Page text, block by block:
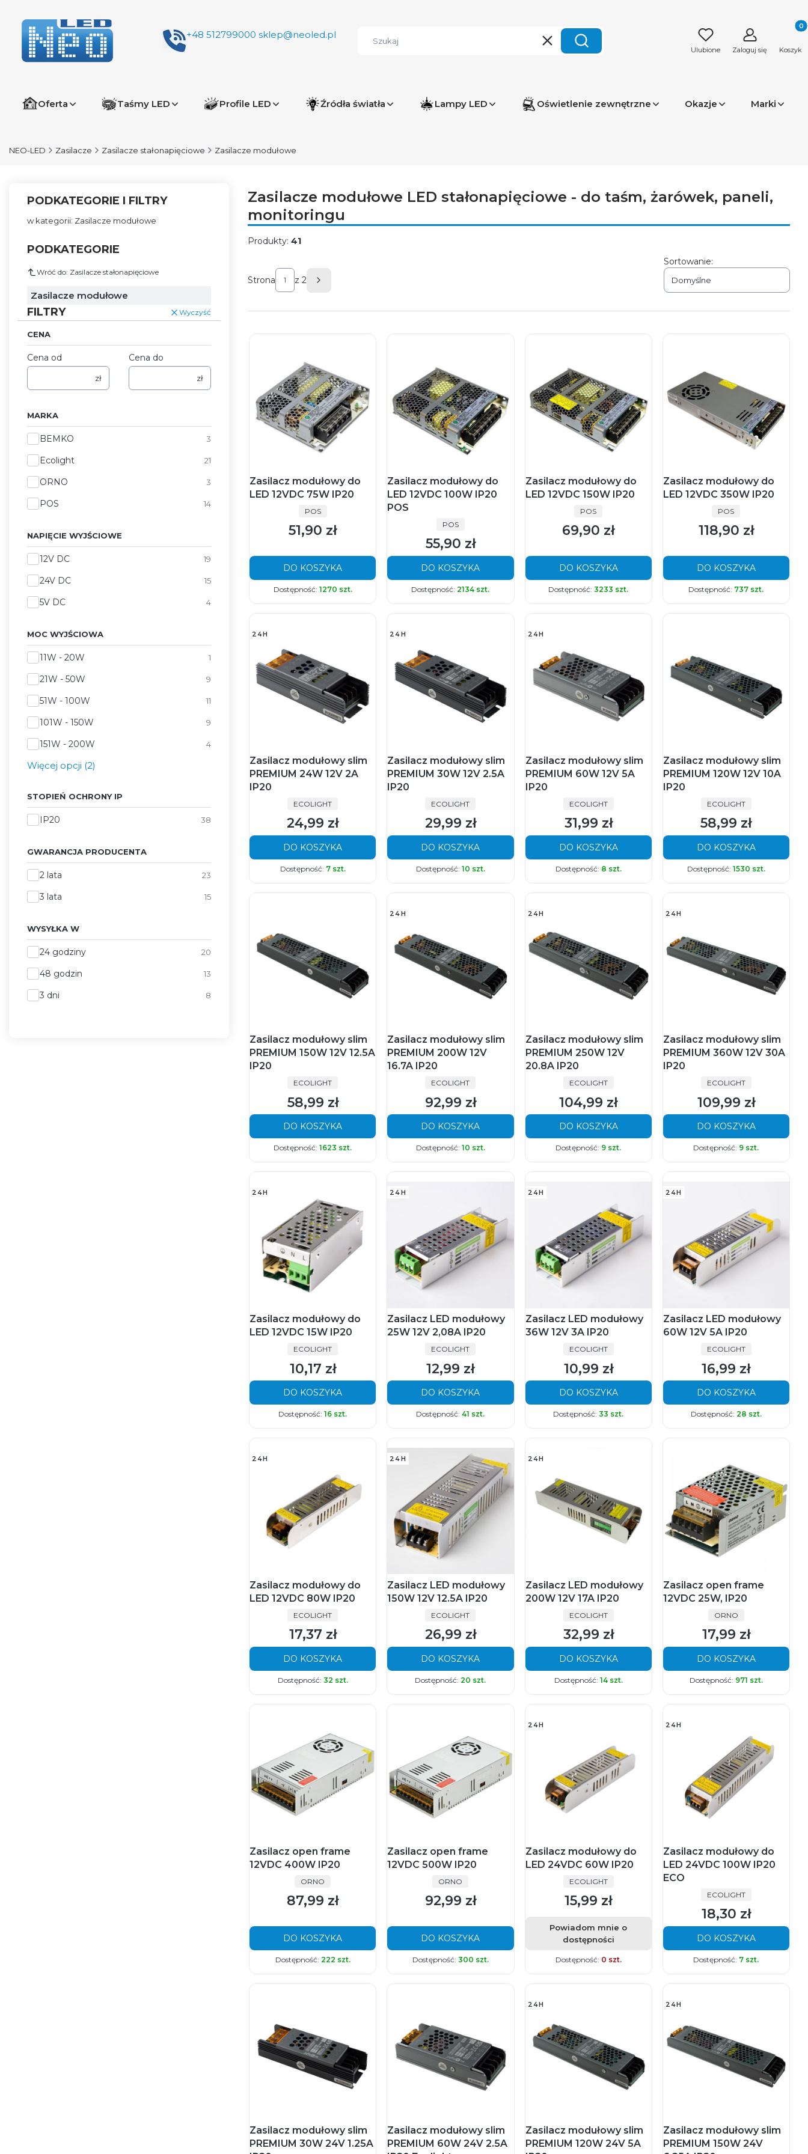
+48 512799000 sklep@neoled.pl
WyczyśćSzukaj Ulubione Zaloguj się Koszyk
Oferta Taśmy LED Profile LED Źródła światła Lampy LED Oświetlenie zewnętrzne Okazje Marki
NEO-LED Zasilacze Zasilacze stałonapięciowe Zasilacze modułowe
PODKATEGORIE I FILTRY
w kategorii: Zasilacze modułowe
PODKATEGORIE
Wróć do: Zasilacze stałonapięciowe
Zasilacze modułowe
FILTRY Wyczyść
CENA
Cena od
zł
Cena do
zł
MARKA
MarkaBEMKO 3
Ecolight 21
ORNO 3
POS 14
NAPIĘCIE WYJŚCIOWE
Napięcie wyjściowe
12V DC 19
24V DC 15
5V DC 4
MOC WYJŚCIOWA
Moc wyjściowa
11W - 20W 1
21W - 50W 9
51W - 100W 11
101W - 150W 9
151W - 200W 4
Więcej opcji (2)
STOPIEŃ OCHRONY IP
Stopień ochrony IP
IP20 38
GWARANCJA PRODUCENTA
Gwarancja producenta
2 lata 23
3 lata 15
WYSYŁKA W
Wysyłka w
24 godziny 20
48 godzin 13
3 dni 8
Zasilacze modułowe LED stałonapięciowe - do taśm, żarówek, paneli,
monitoringu
Produkty: 41
Sortowanie:
Domyślne
Strona z 2 Następne produkty
Zasilacz modułowy do
LED 12VDC 75W IP20
PRODUCENT
POS
Cena
51,90 zł
DO KOSZYKA
Dostępność: 1270 szt.
Zasilacz modułowy do
LED 12VDC 100W IP20
POS
PRODUCENT
POS
Cena
55,90 zł
DO KOSZYKA
Dostępność: 2134 szt.
Zasilacz modułowy do
LED 12VDC 150W IP20
PRODUCENT
POS
Cena
69,90 zł
DO KOSZYKA
Dostępność:3233 szt.
Zasilacz modułowy do
LED 12VDC 350W IP20
PRODUCENT
POS
Cena
118,90 zł
DO KOSZYKA
Dostępność: 737 szt.
24H
Zasilacz modułowy slim
PREMIUM 24W 12V 2A
IP20
PRODUCENT
ECOLIGHT
Cena
24,99 zł
DO KOSZYKA
Dostępność: 7 szt.
24H
Zasilacz modułowy slim
PREMIUM 30W 12V 2.5A
IP20
PRODUCENT
ECOLIGHT
Cena
29,99 zł
DO KOSZYKA
Dostępność: 10 szt.
24H
Zasilacz modułowy slim
PREMIUM 60W 12V 5A
IP20
PRODUCENT
ECOLIGHT
Cena
31,99 zł
DO KOSZYKA
Dostępność: 8 szt.
Zasilacz modułowy slim
PREMIUM 120W 12V 10A
IP20
PRODUCENT
ECOLIGHT
Cena
58,99 zł
DO KOSZYKA
Dostępność: 1530 szt.
Zasilacz modułowy slim
PREMIUM 150W 12V 12.5A
IP20
PRODUCENT
ECOLIGHT
Cena
58,99 zł
DO KOSZYKA
Dostępność:1623 szt.
24H
Zasilacz modułowy slim
PREMIUM 200W 12V
16.7A IP20
PRODUCENT
ECOLIGHT
Cena
92,99 zł
DO KOSZYKA
Dostępność: 10 szt.
24H
Zasilacz modułowy slim
PREMIUM 250W 12V
20.8A IP20
PRODUCENT
ECOLIGHT
Cena
104,99 zł
DO KOSZYKA
Dostępność: 9 szt.
24H
Zasilacz modułowy slim
PREMIUM 360W 12V 30A
IP20
PRODUCENT
ECOLIGHT
Cena
109,99 zł
DO KOSZYKA
Dostępność: 9 szt.
24H
Zasilacz modułowy do
LED 12VDC 15W IP20
PRODUCENT
ECOLIGHT
Cena
10,17 zł
DO KOSZYKA
Dostępność:16 szt.
24H
Zasilacz LED modułowy
25W 12V 2,08A IP20
PRODUCENT
ECOLIGHT
Cena
12,99 zł
DO KOSZYKA
Dostępność:41 szt.
24H
Zasilacz LED modułowy
36W 12V 3A IP20
PRODUCENT
ECOLIGHT
Cena
10,99 zł
DO KOSZYKA
Dostępność:33 szt.
24H
Zasilacz LED modułowy
60W 12V 5A IP20
PRODUCENT
ECOLIGHT
Cena
16,99 zł
DO KOSZYKA
Dostępność: 28 szt.
24H
Zasilacz modułowy do
LED 12VDC 80W IP20
PRODUCENT
ECOLIGHT
Cena
17,37 zł
DO KOSZYKA
Dostępność: 32 szt.
24H
Zasilacz LED modułowy
150W 12V 12.5A IP20
PRODUCENT
ECOLIGHT
Cena
26,99 zł
DO KOSZYKA
Dostępność: 20 szt.
24H
Zasilacz LED modułowy
200W 12V 17A IP20
PRODUCENT
ECOLIGHT
Cena
32,99 zł
DO KOSZYKA
Dostępność: 14 szt.
Zasilacz open frame
12VDC 25W, IP20
PRODUCENT
ORNO
Cena
17,99 zł
DO KOSZYKA
Dostępność: 971 szt.
Zasilacz open frame
12VDC 400W IP20
PRODUCENT
ORNO
Cena
87,99 zł
DO KOSZYKA
Dostępność: 222 szt.
Zasilacz open frame
12VDC 500W IP20
PRODUCENT
ORNO
Cena
92,99 zł
DO KOSZYKA
Dostępność: 300 szt.
24H
Zasilacz modułowy do
LED 24VDC 60W IP20
PRODUCENT
ECOLIGHT
Cena
15,99 zł
Powiadom mnie o
dostępności
Dostępność: 0 szt.
24H
Zasilacz modułowy do
LED 24VDC 100W IP20
ECO
PRODUCENT
ECOLIGHT
Cena
18,30 zł
DO KOSZYKA
Dostępność: 7 szt.
Zasilacz modułowy slim
PREMIUM 30W 24V 1.25A
Zasilacz modułowy slim
PREMIUM 60W 24V 2.5A
24H
Zasilacz modułowy slim
PREMIUM 120W 24V 5A
24H
Zasilacz modułowy slim
PREMIUM 150W 24V